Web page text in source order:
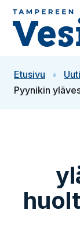
Siirry sisältöön
Etusivu
Pyynikin